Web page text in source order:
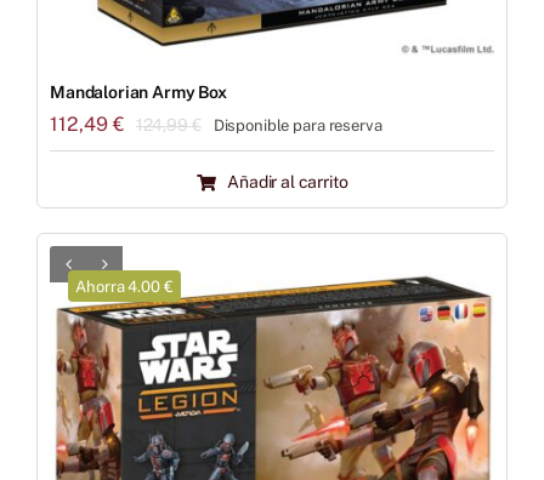
Mandalorian Army Box
124,99€El
original
era:
112,49€
El
actual
es:
Disponible para reserva
Añadir al carrito
Ahorra 4.00 €